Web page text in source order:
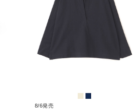
8/6発売